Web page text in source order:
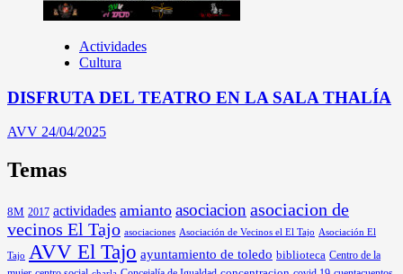
Actividades
Cultura
DISFRUTA DEL TEATRO EN LA SALA THALÍA
AVV 24/04/2025
Temas
8M 2017 actividades amianto asociacion asociacion de
vecinos El Tajo asociaciones Asociación de Vecinos el El Tajo Asociación El
Tajo AVV El Tajo ayuntamiento de toledo biblioteca Centro de la